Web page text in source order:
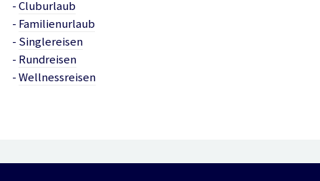
-Cluburlaub
- Familienurlaub
- Singlereisen
- Rundreisen
-Wellnessreisen